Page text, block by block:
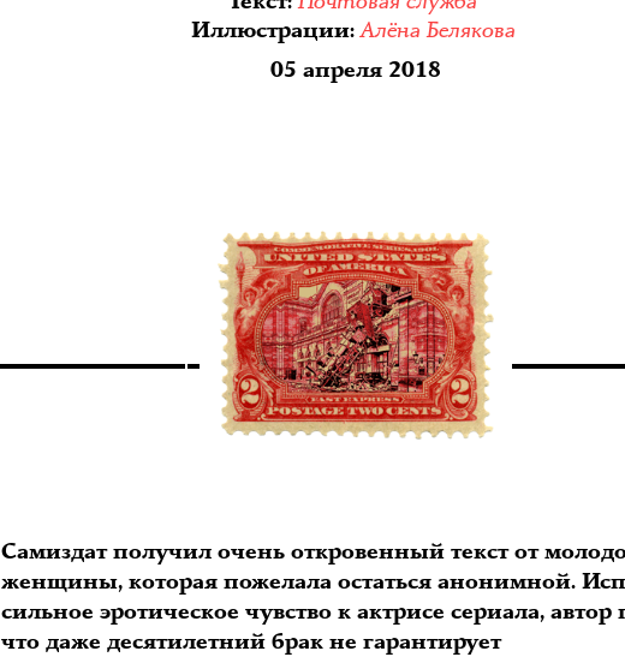
Иллюстрации:Алёна Белякова
05 апреля 2018
Самиздат получил очень откровенный текст от
женщины, которая пожелала остаться анонимной.
сильное эротическое чувство к актрисе сериала, автор
что даже десятилетний брак не гарантирует